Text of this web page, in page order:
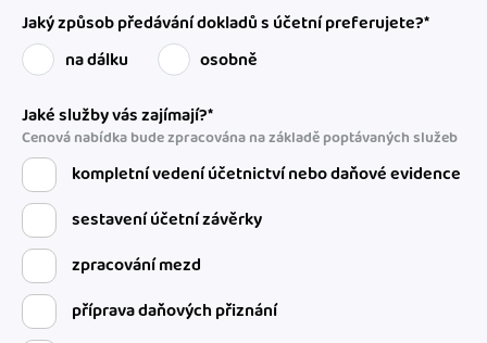
Jaký způsob předávání dokladů s účetní preferujete?*
na dálku
osobně
Jaké služby vás zajímají?*
Cenová nabídka bude zpracována na základě poptávaných služeb
kompletní vedení účetnictví nebo daňové evidence
sestavení účetní závěrky
zpracování mezd
příprava daňových přiznání